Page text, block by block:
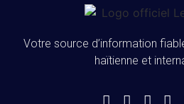
Votre source d’information
haïtienne et